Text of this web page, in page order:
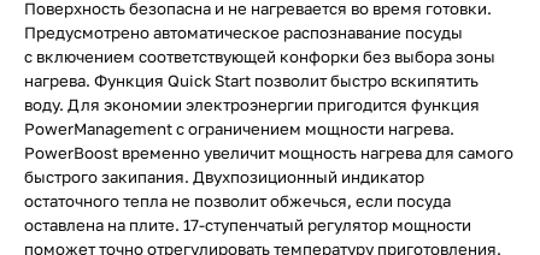
Поверхность безопасна и не нагревается во время готовки.
Предусмотрено автоматическое распознавание посуды
с включением соответствующей конфорки без выбора зоны
нагрева. Функция Quick Start позволит быстро вскипятить
воду. Для экономии электроэнергии пригодится функция
PowerManagement с ограничением мощности нагрева.
PowerBoost временно увеличит мощность нагрева для самого
быстрого закипания. Двухпозиционный индикатор
остаточного тепла не позволит обжечься, если посуда
оставлена на плите. 17-ступенчатый регулятор мощности
поможет точно отрегулировать температуру приготовления.